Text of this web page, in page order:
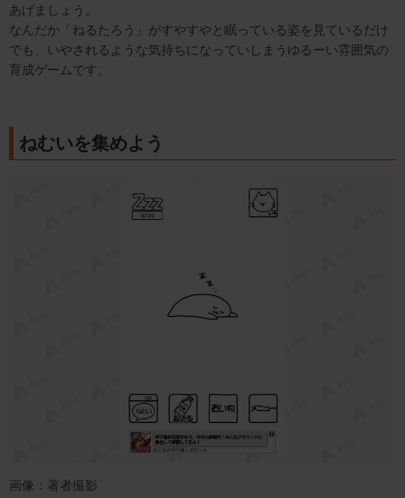
あげましょう。
なんだか「ねるたろう」がすやすやと眠っている姿を見ているだけ
でも、いやされるような気持ちになっていしまうゆるーい雰囲気の
育成ゲームです。
ねむいを集めよう
画像：著者撮影